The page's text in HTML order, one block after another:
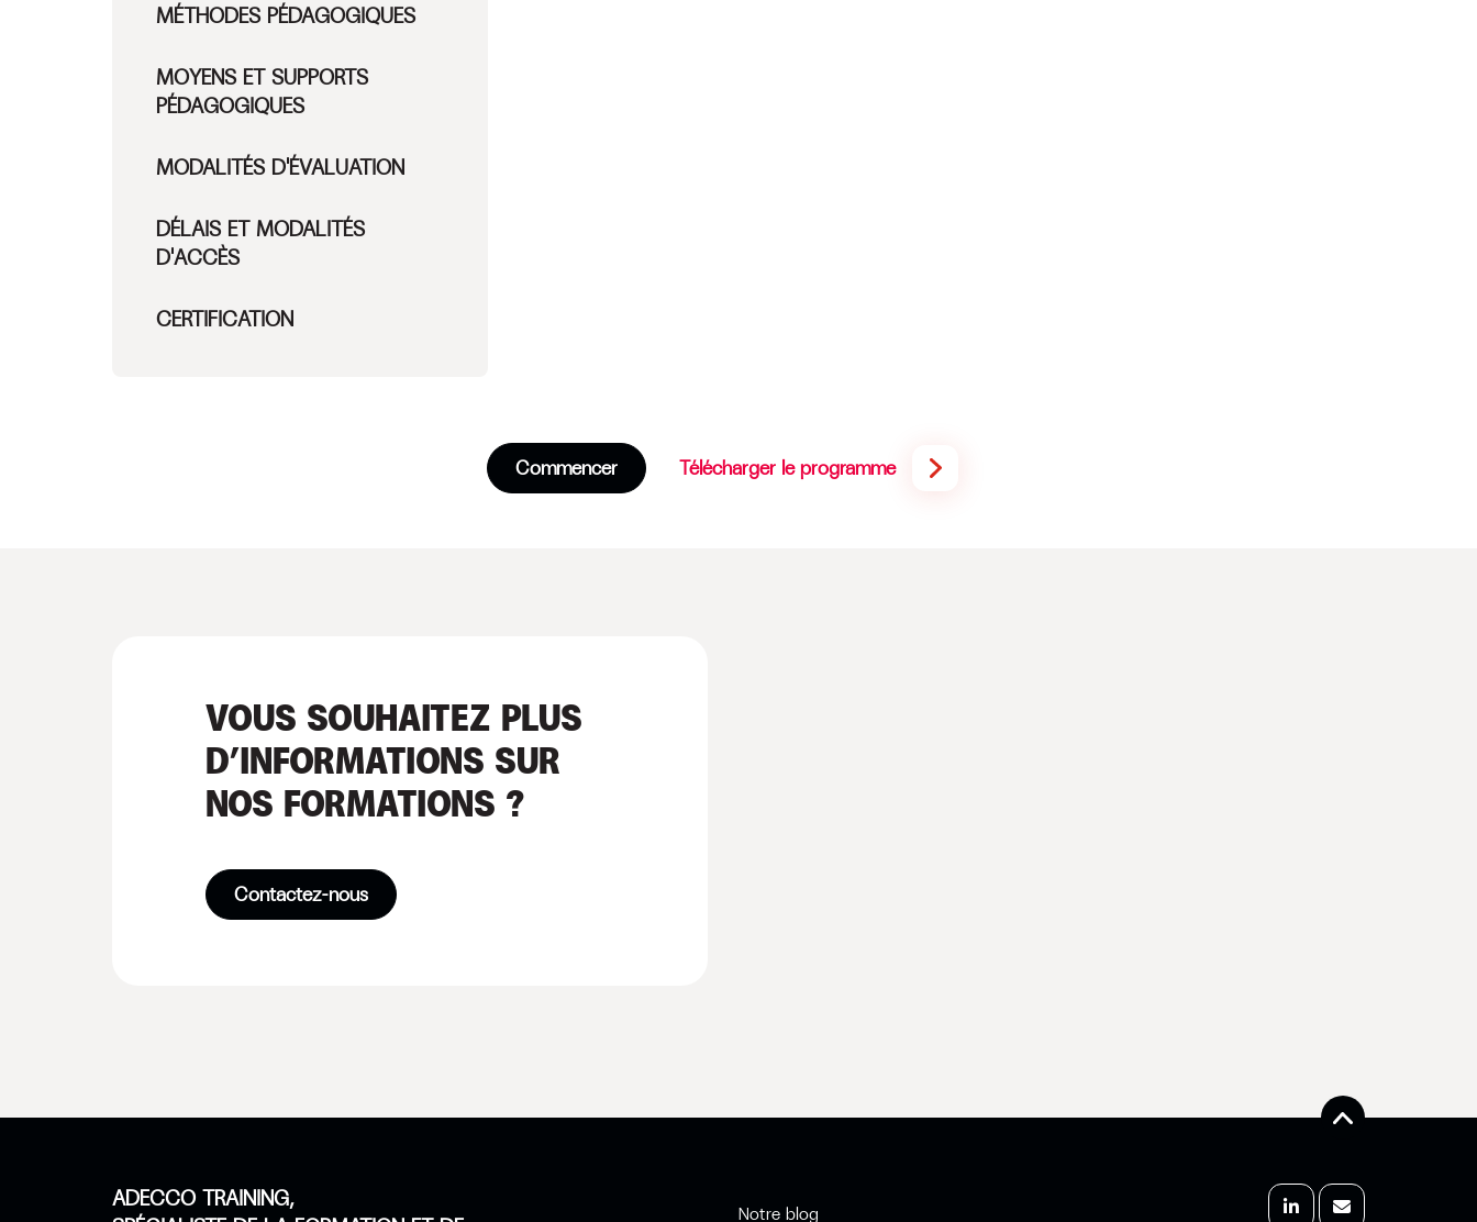
MÉTHODES PÉDAGOGIQUES
MOYENS ET SUPPORTS
PÉDAGOGIQUES
MODALITÉS D'ÉVALUATION
DÉLAIS ET MODALITÉS
D'ACCÈS
CERTIFICATION
Commencer Télécharger le programme
VOUS SOUHAITEZ PLUS
D’INFORMATIONS SUR
NOS FORMATIONS ?
Contactez-nous
ADECCO TRAINING,
Notre blog